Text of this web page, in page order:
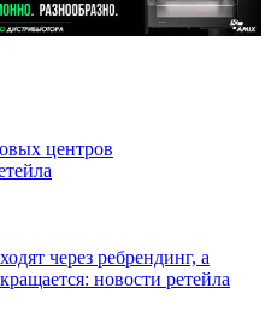
центров
через ребрендинг, а
новости ретейла